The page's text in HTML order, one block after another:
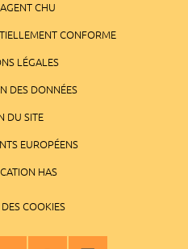
CHU
CONFORME
LÉGALES
DES DONNÉES
DU SITE
EUROPÉENS
HAS
COOKIES